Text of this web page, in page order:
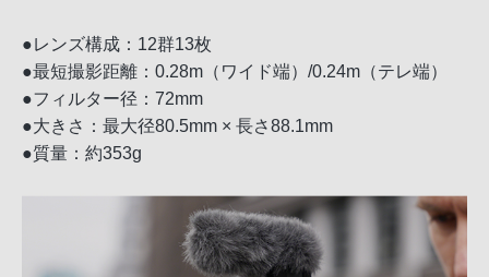
●レンズ構成：12群13枚
●最短撮影距離：0.28m（ワイド端）/0.24m（テレ端）
●フィルター径：72mm
●大きさ：最大径80.5mm × 長さ88.1mm
●質量：約353g